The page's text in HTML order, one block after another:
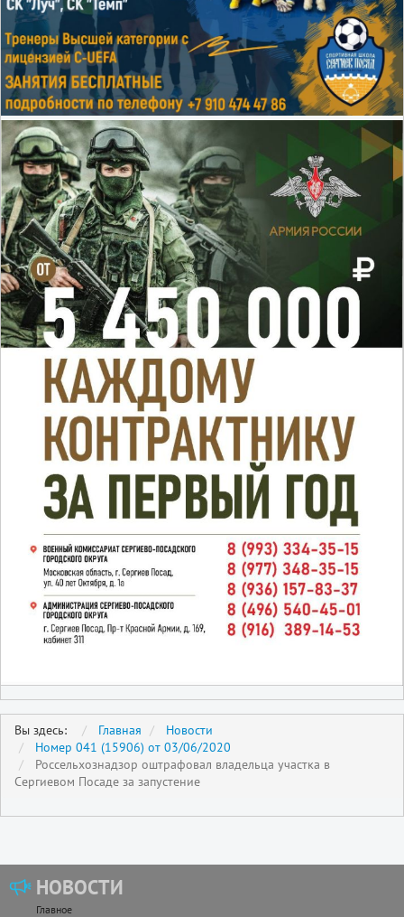
Вы здесь: Главная
Новости
Номер 041 (15906) от 03/06/2020
Россельхознадзор оштрафовал владельца участка в
Сергиевом Посаде за запустение
НОВОСТИ
Главное